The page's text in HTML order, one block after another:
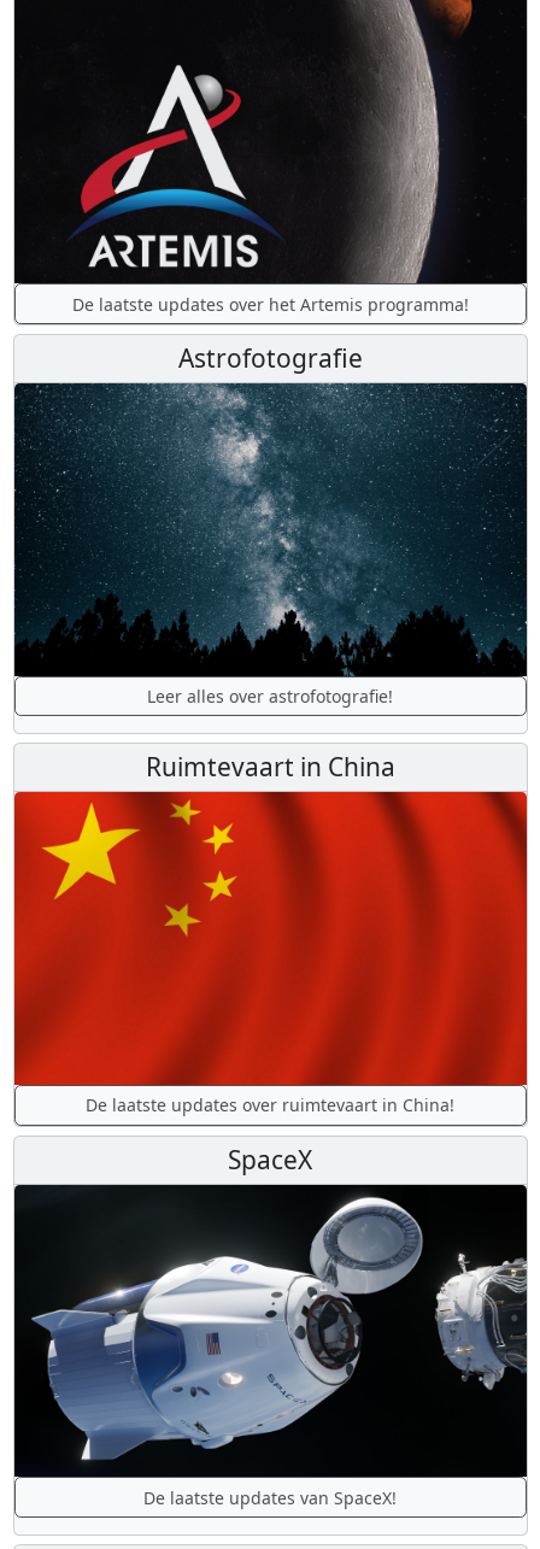
De laatste updates over het Artemis programma!
Astrofotografie
Leer alles over astrofotografie!
Ruimtevaart in China
De laatste updates over ruimtevaart in China!
SpaceX
De laatste updates van SpaceX!